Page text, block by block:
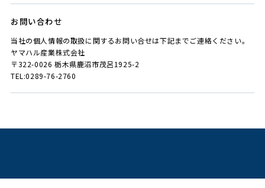
お問い合わせ
当社の個人情報の取扱に関するお問い合せは下記までご連絡ください。
ヤマハル産業株式会社
〒322-0026 栃木県鹿沼市茂呂1925-2
TEL:0289-76-2760